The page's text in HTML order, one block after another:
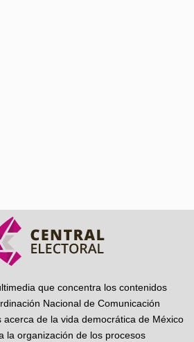
que concentra los contenidos
Nacional de Comunicación
acerca de la vida democrática de México
la organización de los procesos